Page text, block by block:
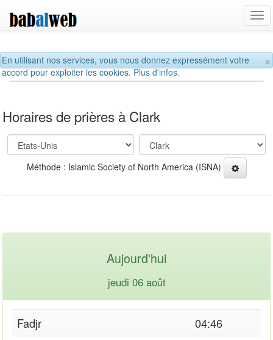
×
En utilisant nos services, vous nous donnez expressément votre
accord pour exploiter les cookies.Plus d'infos.
Horaires de prières à Clark
Méthode : Islamic Society of North America (ISNA)
Aujourd'hui
jeudi 06 août
Fadjr
04:46